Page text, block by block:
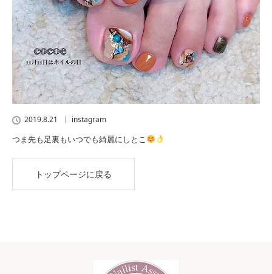
2019.8.21 instagram
つま先も足裏もいつでも綺麗にしとこ
トップページに戻る